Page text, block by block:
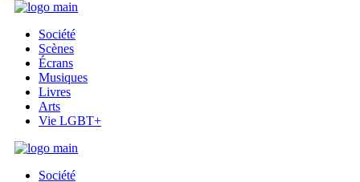
Société
Scènes
Écrans
Musiques
Livres
Arts
Vie LGBT+
Société